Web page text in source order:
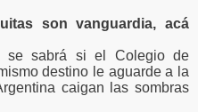
son vanguardia, acá
se sabrá si el Colegio de
destino le aguarde a la
caigan las sombras